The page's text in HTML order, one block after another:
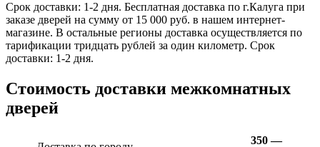
Срок доставки: 1-2 дня. Бесплатная доставка по г.Калуга при
заказе дверей на сумму от 15 000 руб. в нашем интернет-
магазине. В остальные регионы доставка осуществляется по
тарификации тридцать рублей за один километр. Срок
доставки: 1-2 дня.
Стоимость доставки межкомнатных
дверей
350 —